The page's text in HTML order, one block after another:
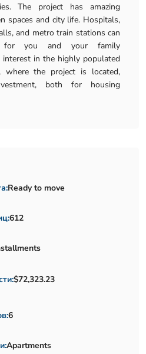
The project has amazing
spaces and city life. Hospitals,
and metro train stations can
for you and your family
interest in the highly populated
where the project is located,
both for housing
Ready to move
612
$72,323.23
6
Apartments